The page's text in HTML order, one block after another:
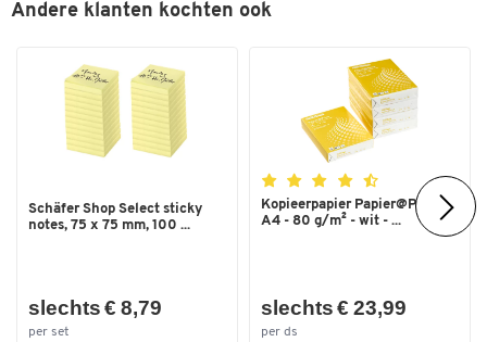
Andere klanten kochten ook
Schäfer Shop Select sticky
notes, 75 x 75 mm, 100 ...
slechts € 8,79
per set
Kopieerpapier Papier@Print -
A4 - 80 g/m² - wit - ...
slechts € 23,99
per ds